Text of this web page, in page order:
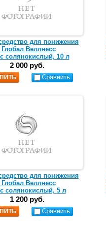
для понижения
Веллнесс
солянокислый, 10 л
2 000 руб.
Сравнить
для понижения
Веллнесс
солянокислый, 5 л
1 200 руб.
Сравнить